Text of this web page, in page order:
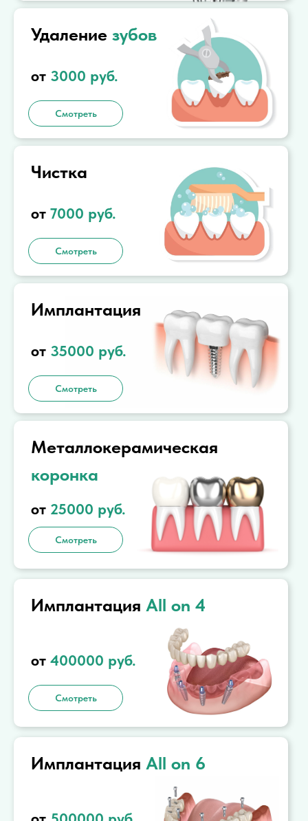
Удаление зубов
от 3000 руб.
Смотреть
Чистка
от 7000 руб.
Смотреть
Имплантация
от 35000 руб.
Смотреть
Металлокерамическая
коронка
от 25000 руб.
Смотреть
Имплантация All on 4
от 400000 руб.
Смотреть
Имплантация All on 6